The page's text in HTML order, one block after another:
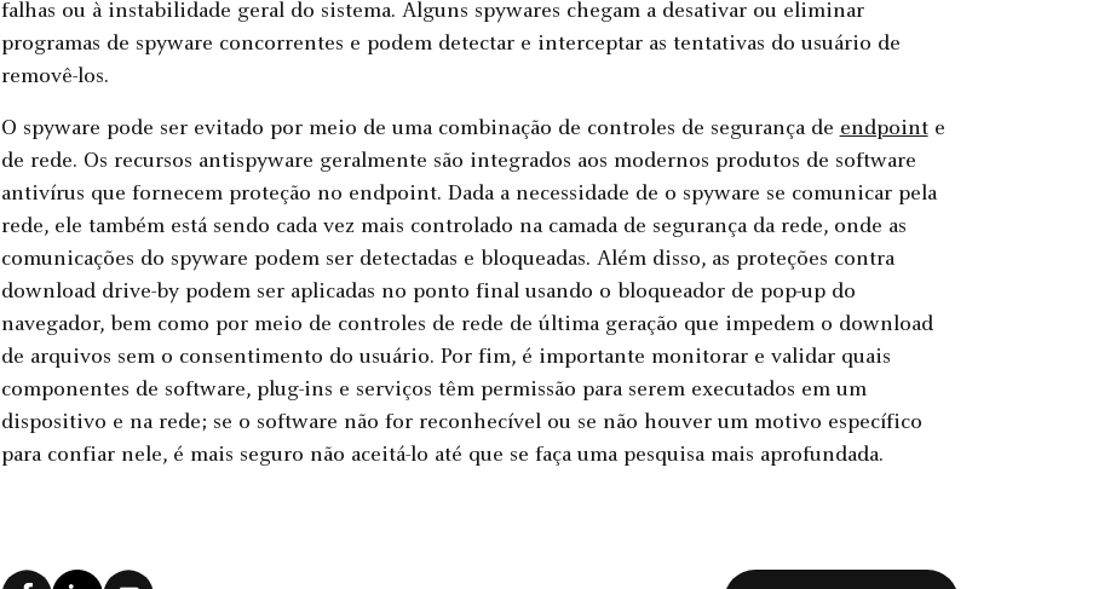
falhas ou à instabilidade geral do sistema. Alguns spywares chegam a desativar ou eliminar
programas de spyware concorrentes e podem detectar e interceptar as tentativas do usuário de
removê-los.
O spyware pode ser evitado por meio de uma combinação de controles de segurança de endpointe
de rede. Os recursos antispyware geralmente são integrados aos modernos produtos de software
antivírus que fornecem proteção no endpoint. Dada a necessidade de o spyware se comunicar pela
rede, ele também está sendo cada vez mais controlado na camada de segurança da rede, onde as
comunicações do spyware podem ser detectadas e bloqueadas. Além disso, as proteções contra
download drive-by podem ser aplicadas no ponto final usando o bloqueador de pop-up do
navegador, bem como por meio de controles de rede de última geração que impedem o download
de arquivos sem o consentimento do usuário. Por fim, é importante monitorar e validar quais
componentes de software, plug-ins e serviços têm permissão para serem executados em um
dispositivo e na rede; se o software não for reconhecível ou se não houver um motivo específico
para confiar nele, é mais seguro não aceitá-lo até que se faça uma pesquisa mais aprofundada.